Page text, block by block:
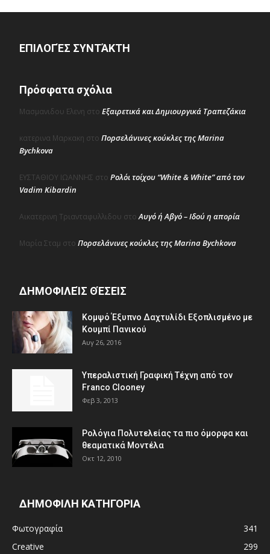
ΕΠΙΛΟΓΈΣ ΣΥΝΤΆΚΤΗ
Πρόσφατα σχόλια
Μασμανιδου Ελενη στο Εξαιρετικά και Δημιουργικά Τραπεζάκια
κατερινα Μαρκακη στο Πορσελάνινες κούκλες της Marina
Bychkova
ΕΥΣΤΑΘΙΟΥ ΙΩΑΝΝΗΣ στο Ρολόι τοίχου “White & White” από τον
Vadim Kibardin
Αικατερινη Τριανταφυλλιδου στοΑυγό ή Αβγό – Ιδού η απορία
Μαρία Σταμ στο Πορσελάνινες κούκλες της Marina Bychkova
ΔΗΜΟΦΙΛΕΊΣ ΘΈΣΕΙΣ
Κομψό Έξυπνο Δαχτυλίδι Εξοπλισμένο με
Κουμπί Πανικού
Αυγ 26, 2016
Υπεραλιστική Γραφική Τέχνη από τον
Franco Clooney
Φεβ 3, 2013
Ρολόγια Πολυτελείας τα πιο όμορφα και
θεαματικά Μοντέλα
Οκτ 12, 2010
ΔΗΜΟΦΙΛΗ ΚΑΤΗΓΟΡΙΑ
Φωτογραφία
341
Creative
299